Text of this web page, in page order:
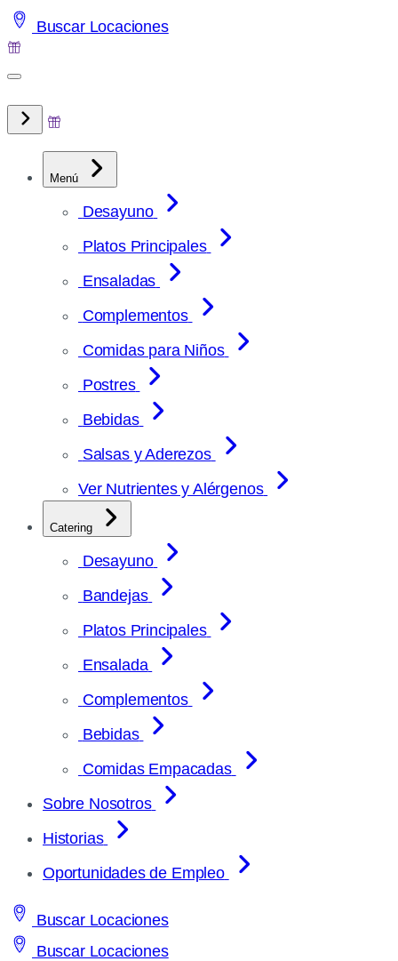
Saltar
al
Buscar Locaciones
Menú
Desayuno
Platos Principales
Ensaladas
Complementos
Comidas para Niños
Postres
Bebidas
Salsas y Aderezos
Ver Nutrientes y Alérgenos
Catering
Desayuno
Bandejas
Platos Principales
Ensalada
Complementos
Bebidas
Comidas Empacadas
Sobre Nosotros
Historias
Oportunidades de Empleo
Buscar Locaciones
Buscar Locaciones